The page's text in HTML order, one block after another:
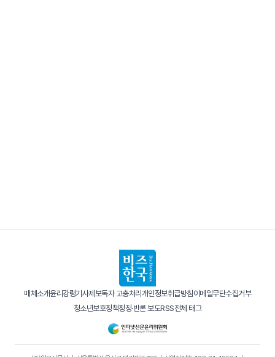
매체소개윤리강령기사제보독자 고충처리개인정보취급방침이메일무단수집거부
청소년보호정책정정·반론 보도RSS전체 태그